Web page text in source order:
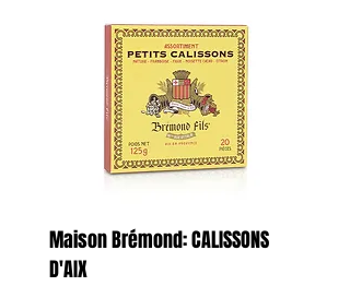
Maison Brémond: CALISSONS
D'AIX